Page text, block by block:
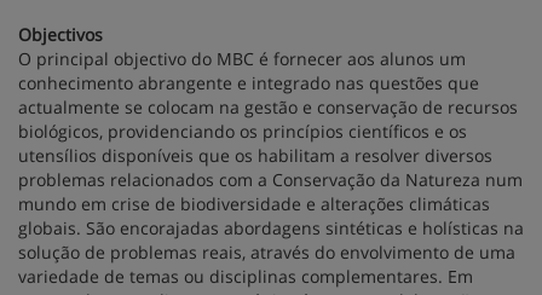
Objectivos
O principal objectivo do MBC é fornecer aos alunos um
conhecimento abrangente e integrado nas questões que
actualmente se colocam na gestão e conservação de recursos
biológicos, providenciando os princípios científicos e os
utensílios disponíveis que os habilitam a resolver diversos
problemas relacionados com a Conservação da Natureza num
mundo em crise de biodiversidade e alterações climáticas
globais. São encorajadas abordagens sintéticas e holísticas na
solução de problemas reais, através do envolvimento de uma
variedade de temas ou disciplinas complementares. Em